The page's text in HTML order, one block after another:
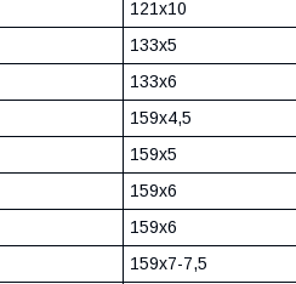
121х10
133х5
133х6
159х4,5
159х5
159х6
159х6
159х7-7,5